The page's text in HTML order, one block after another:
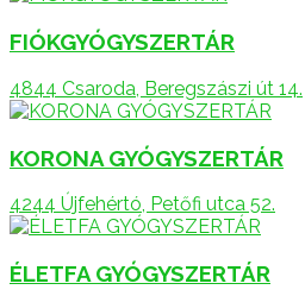
FIÓKGYÓGYSZERTÁR
4844 Csaroda, Beregszászi út 14.
KORONA GYÓGYSZERTÁR
4244 Újfehértó, Petőfi utca 52.
ÉLETFA GYÓGYSZERTÁR